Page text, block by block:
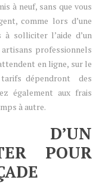
à neuf, sans que vous
comme lors d’une
à solliciter l’aide d’un
professionnels
en ligne, sur le
dépendront des
également aux frais
à autre.
D’UN
POUR